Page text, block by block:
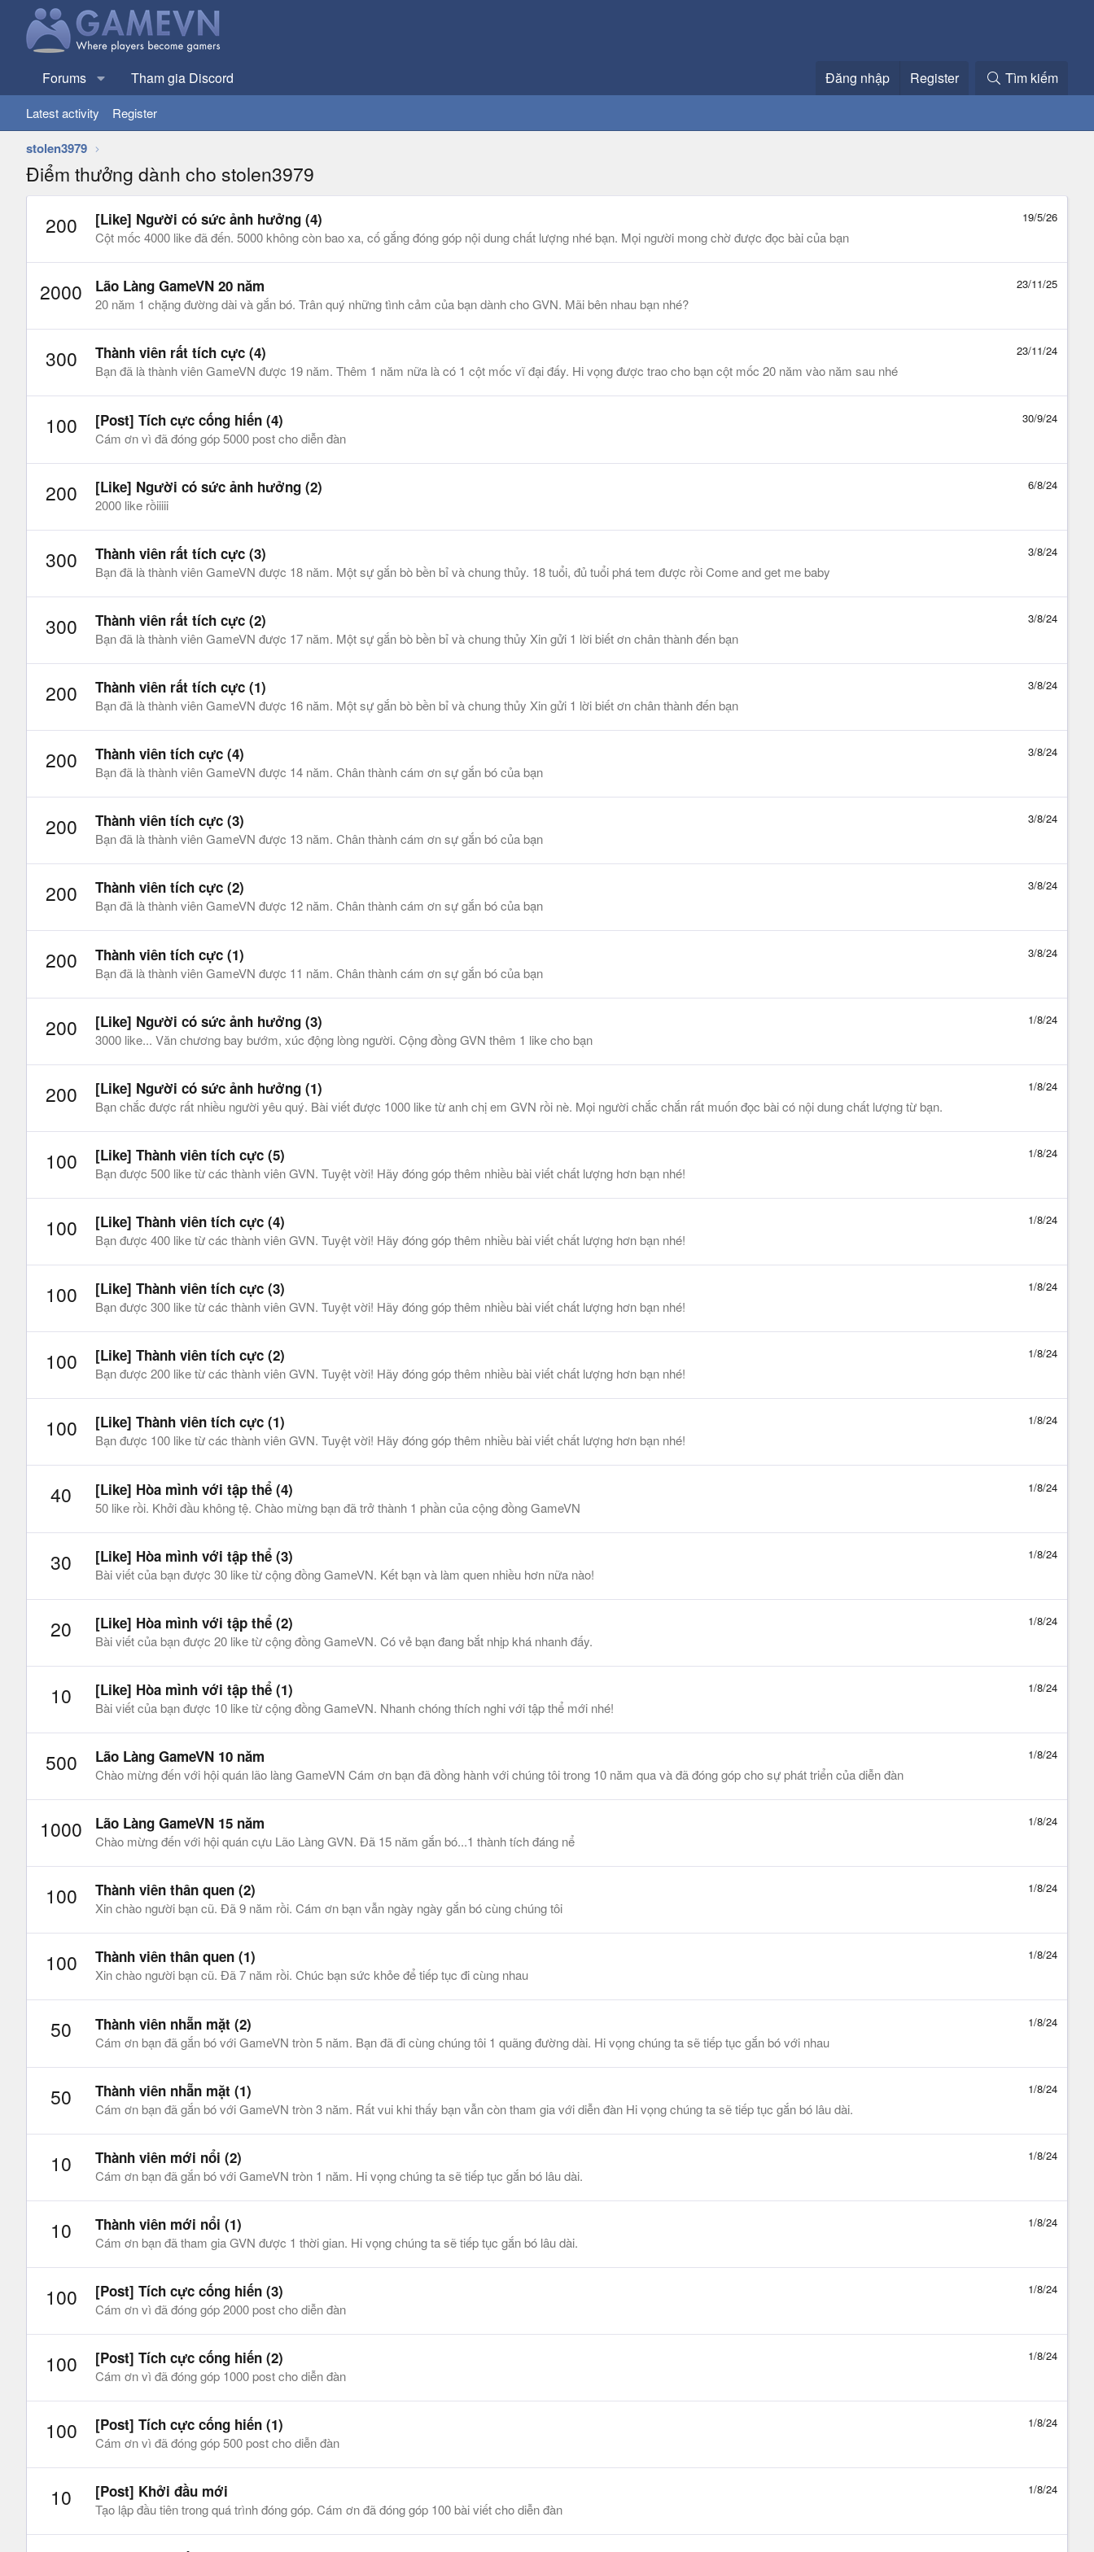
Forums Tham gia Discord Đăng nhập Register Tìm kiếm
Latest activity Register
stolen3979
Điểm thưởng dành cho stolen3979
200
19/5/26
[Like] Người có sức ảnh hưởng (4)
Cột mốc 4000 like đã đến. 5000 không còn bao xa, cố gắng đóng góp nội dung chất lượng nhé bạn. Mọi người mong chờ được đọc bài của bạn
2000 23/11/25
Lão Làng GameVN 20 năm
20 năm 1 chặng đường dài và gắn bó. Trân quý những tình cảm của bạn dành cho GVN. Mãi bên nhau bạn nhé?
300 23/11/24
Thành viên rất tích cực (4)
Bạn đã là thành viên GameVN được 19 năm. Thêm 1 năm nữa là có 1 cột mốc vĩ đại đấy. Hi vọng được trao cho bạn cột mốc 20 năm vào năm sau nhé
100 30/9/24
[Post] Tích cực cống hiến (4)
Cám ơn vì đã đóng góp 5000 post cho diễn đàn
200 6/8/24
[Like] Người có sức ảnh hưởng (2)
2000 like rồiiiii
300 3/8/24
Thành viên rất tích cực (3)
Bạn đã là thành viên GameVN được 18 năm. Một sự gắn bò bền bỉ và chung thủy. 18 tuổi, đủ tuổi phá tem được rồi Come and get me baby
300 3/8/24
Thành viên rất tích cực (2)
Bạn đã là thành viên GameVN được 17 năm. Một sự gắn bò bền bỉ và chung thủy Xin gửi 1 lời biết ơn chân thành đến bạn
200 3/8/24
Thành viên rất tích cực (1)
Bạn đã là thành viên GameVN được 16 năm. Một sự gắn bò bền bỉ và chung thủy Xin gửi 1 lời biết ơn chân thành đến bạn
200 3/8/24
Thành viên tích cực (4)
Bạn đã là thành viên GameVN được 14 năm. Chân thành cám ơn sự gắn bó của bạn
200 3/8/24
Thành viên tích cực (3)
Bạn đã là thành viên GameVN được 13 năm. Chân thành cám ơn sự gắn bó của bạn
200 3/8/24
Thành viên tích cực (2)
Bạn đã là thành viên GameVN được 12 năm. Chân thành cám ơn sự gắn bó của bạn
200 3/8/24
Thành viên tích cực (1)
Bạn đã là thành viên GameVN được 11 năm. Chân thành cám ơn sự gắn bó của bạn
200 1/8/24
[Like] Người có sức ảnh hưởng (3)
3000 like... Văn chương bay bướm, xúc động lòng người. Cộng đồng GVN thêm 1 like cho bạn
200 1/8/24
[Like] Người có sức ảnh hưởng (1)
Bạn chắc được rất nhiều người yêu quý. Bài viết được 1000 like từ anh chị em GVN rồi nè. Mọi người chắc chắn rất muốn đọc bài có nội dung chất lượng từ bạn.
100 1/8/24
[Like] Thành viên tích cực (5)
Bạn được 500 like từ các thành viên GVN. Tuyệt vời! Hãy đóng góp thêm nhiều bài viết chất lượng hơn bạn nhé!
100 1/8/24
[Like] Thành viên tích cực (4)
Bạn được 400 like từ các thành viên GVN. Tuyệt vời! Hãy đóng góp thêm nhiều bài viết chất lượng hơn bạn nhé!
100 1/8/24
[Like] Thành viên tích cực (3)
Bạn được 300 like từ các thành viên GVN. Tuyệt vời! Hãy đóng góp thêm nhiều bài viết chất lượng hơn bạn nhé!
100 1/8/24
[Like] Thành viên tích cực (2)
Bạn được 200 like từ các thành viên GVN. Tuyệt vời! Hãy đóng góp thêm nhiều bài viết chất lượng hơn bạn nhé!
100 1/8/24
[Like] Thành viên tích cực (1)
Bạn được 100 like từ các thành viên GVN. Tuyệt vời! Hãy đóng góp thêm nhiều bài viết chất lượng hơn bạn nhé!
40 1/8/24
[Like] Hòa mình với tập thể (4)
50 like rồi. Khởi đầu không tệ. Chào mừng bạn đã trở thành 1 phần của cộng đồng GameVN
30 1/8/24
[Like] Hòa mình với tập thể (3)
Bài viết của bạn được 30 like từ cộng đồng GameVN. Kết bạn và làm quen nhiều hơn nữa nào!
20 1/8/24
[Like] Hòa mình với tập thể (2)
Bài viết của bạn được 20 like từ cộng đồng GameVN. Có vẻ bạn đang bắt nhịp khá nhanh đấy.
10 1/8/24
[Like] Hòa mình với tập thể (1)
Bài viết của bạn được 10 like từ cộng đồng GameVN. Nhanh chóng thích nghi với tập thể mới nhé!
500 1/8/24
Lão Làng GameVN 10 năm
Chào mừng đến với hội quán lão làng GameVN Cám ơn bạn đã đồng hành với chúng tôi trong 10 năm qua và đã đóng góp cho sự phát triển của diễn đàn
1000 1/8/24
Lão Làng GameVN 15 năm
Chào mừng đến với hội quán cựu Lão Làng GVN. Đã 15 năm gắn bó...1 thành tích đáng nể
100 1/8/24
Thành viên thân quen (2)
Xin chào người bạn cũ. Đã 9 năm rồi. Cám ơn bạn vẫn ngày ngày gắn bó cùng chúng tôi
100 1/8/24
Thành viên thân quen (1)
Xin chào người bạn cũ. Đã 7 năm rồi. Chúc bạn sức khỏe để tiếp tục đi cùng nhau
50 1/8/24
Thành viên nhẵn mặt (2)
Cám ơn bạn đã gắn bó với GameVN tròn 5 năm. Bạn đã đi cùng chúng tôi 1 quãng đường dài. Hi vọng chúng ta sẽ tiếp tục gắn bó với nhau
50 1/8/24
Thành viên nhẵn mặt (1)
Cám ơn bạn đã gắn bó với GameVN tròn 3 năm. Rất vui khi thấy bạn vẫn còn tham gia với diễn đàn Hi vọng chúng ta sẽ tiếp tục gắn bó lâu dài.
10 1/8/24
Thành viên mới nổi (2)
Cám ơn bạn đã gắn bó với GameVN tròn 1 năm. Hi vọng chúng ta sẽ tiếp tục gắn bó lâu dài.
10 1/8/24
Thành viên mới nổi (1)
Cám ơn bạn đã tham gia GVN được 1 thời gian. Hi vọng chúng ta sẽ tiếp tục gắn bó lâu dài.
100 1/8/24
[Post] Tích cực cống hiến (3)
Cám ơn vì đã đóng góp 2000 post cho diễn đàn
100 1/8/24
[Post] Tích cực cống hiến (2)
Cám ơn vì đã đóng góp 1000 post cho diễn đàn
100 1/8/24
[Post] Tích cực cống hiến (1)
Cám ơn vì đã đóng góp 500 post cho diễn đàn
10 1/8/24
[Post] Khởi đầu mới
Tạo lập đầu tiên trong quá trình đóng góp. Cám ơn đã đóng góp 100 bài viết cho diễn đàn